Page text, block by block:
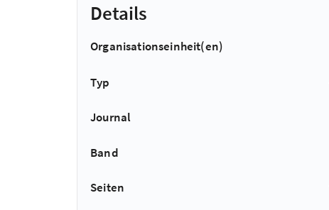
Details
Organisationseinheit(en)
Typ
Journal
Band
Seiten